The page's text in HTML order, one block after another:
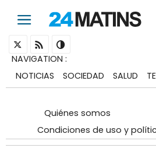
NAVIGATION :
NOTICIAS
SOCIEDAD SALUD
Quiénes somos
Condiciones de uso y